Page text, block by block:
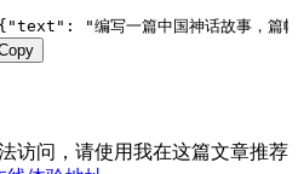
{ "text " : "编写一篇中国神话故事，篇
访问，请使用我在这篇文章推荐